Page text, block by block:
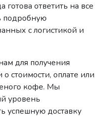
ответить на все
подробную
с логистикой и
для получения
стоимости, оплате или
кофе. Мы
уровень
успешную доставку